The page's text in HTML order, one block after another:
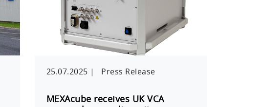
25.07.2025 Press Release
MEXAcube receives UK VCA